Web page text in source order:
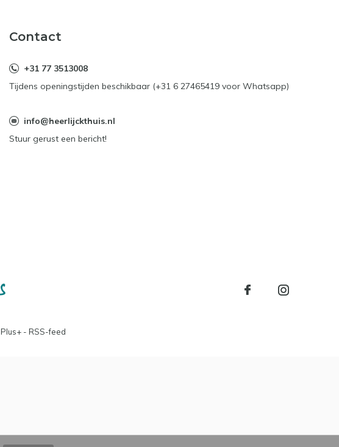
Contact
+31 77 3513008
Tijdens openingstijden beschikbaar (+31 6 27465419 voor Whatsapp)
info@heerlijckthuis.nl
Stuur gerust een bericht!
Plus+ - RSS-feed